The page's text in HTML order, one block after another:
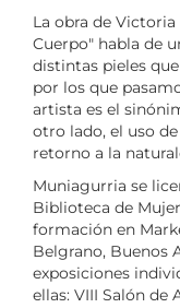
La obra de
Cuerpo" habla de
distintas pieles
por los que
artista es el
otro lado, el uso
retorno a la
Muniagurria se
Biblioteca de
formación en
Belgrano, Buenos
exposiciones
ellas: VIII Salón de